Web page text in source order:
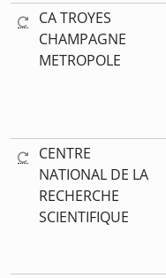
CA TROYES
CHAMPAGNE
METROPOLE
CENTRE
NATIONAL DE LA
RECHERCHE
SCIENTIFIQUE